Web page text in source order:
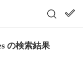
の検索結果